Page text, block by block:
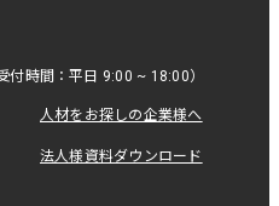
時間：平日 9:00 ~ 18:00）
人材をお探しの企業様へ
法人様資料ダウンロード